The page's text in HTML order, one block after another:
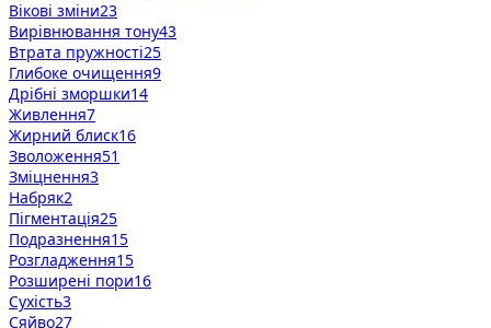
Вікові зміни23
Вирівнювання тону43
Втрата пружності25
Глибоке очищення9
Дрібні зморшки14
Живлення7
Жирний блиск16
Зволоження51
Зміцнення3
Набряк2
Пігментація25
Подразнення15
Розгладження15
Розширені пори16
Сухість3
Сяйво27